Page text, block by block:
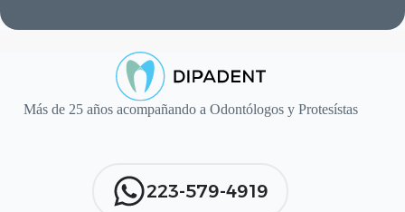
Más de 25 años acompañando a Odontólogos y Protesístas
223-579-4919